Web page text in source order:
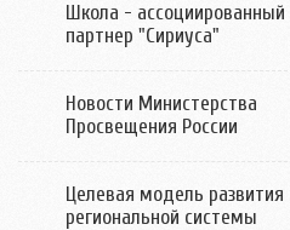
Школа - ассоциированный
партнер "Сириуса"
Новости Министерства
Просвещения России
Целевая модель развития
региональной системы